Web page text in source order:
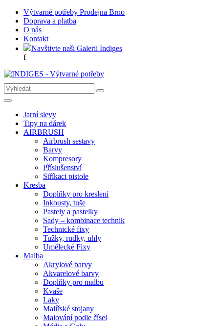
Výtvarné potřeby Prodejna Brno
Doprava a platba
O nás
Kontakt
Navštivte naši Galerii Indiges
f
Jarní slevy
Tipy na dárek
AIRBRUSH
Airbrush sestavy
Barvy
Kompresory
Příslušenství
Stříkaci pistole
Kresba
Doplňky pro kreslení
Inkousty, tuše
Pastely a pastelky
Sady – kombinace technik
Technické fixy
Tužky, rudky, uhly
Umělecké Fixy
Malba
Akrylové barvy
Akvarelové barvy
Doplňky pro malbu
Kvaše
Laky
Malířské stojany
Malování podle čísel